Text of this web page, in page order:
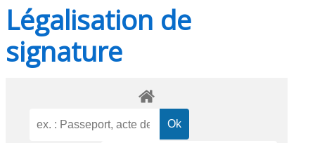
Légalisation de
signature